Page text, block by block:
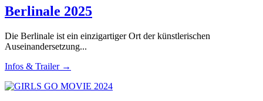
Berlinale 2025
Die Berlinale ist ein einzigartiger Ort der künstlerischen
Auseinandersetzung...
Infos & Trailer →